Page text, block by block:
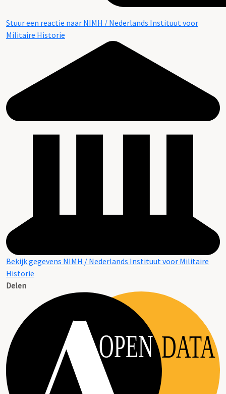
Stuur een reactie naar NIMH / Nederlands Instituut voor
Militaire Historie
Bekijk gegevens NIMH / Nederlands Instituut voor Militaire
Historie
Delen
OPEN DATA